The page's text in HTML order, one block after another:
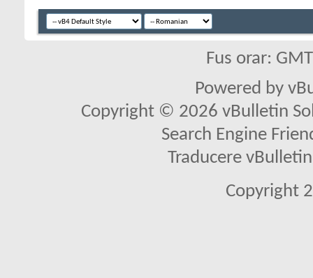
Fus orar:
Powered by
Copyright © 2026 vBulletin
Search Engine
Traducere
Copyright